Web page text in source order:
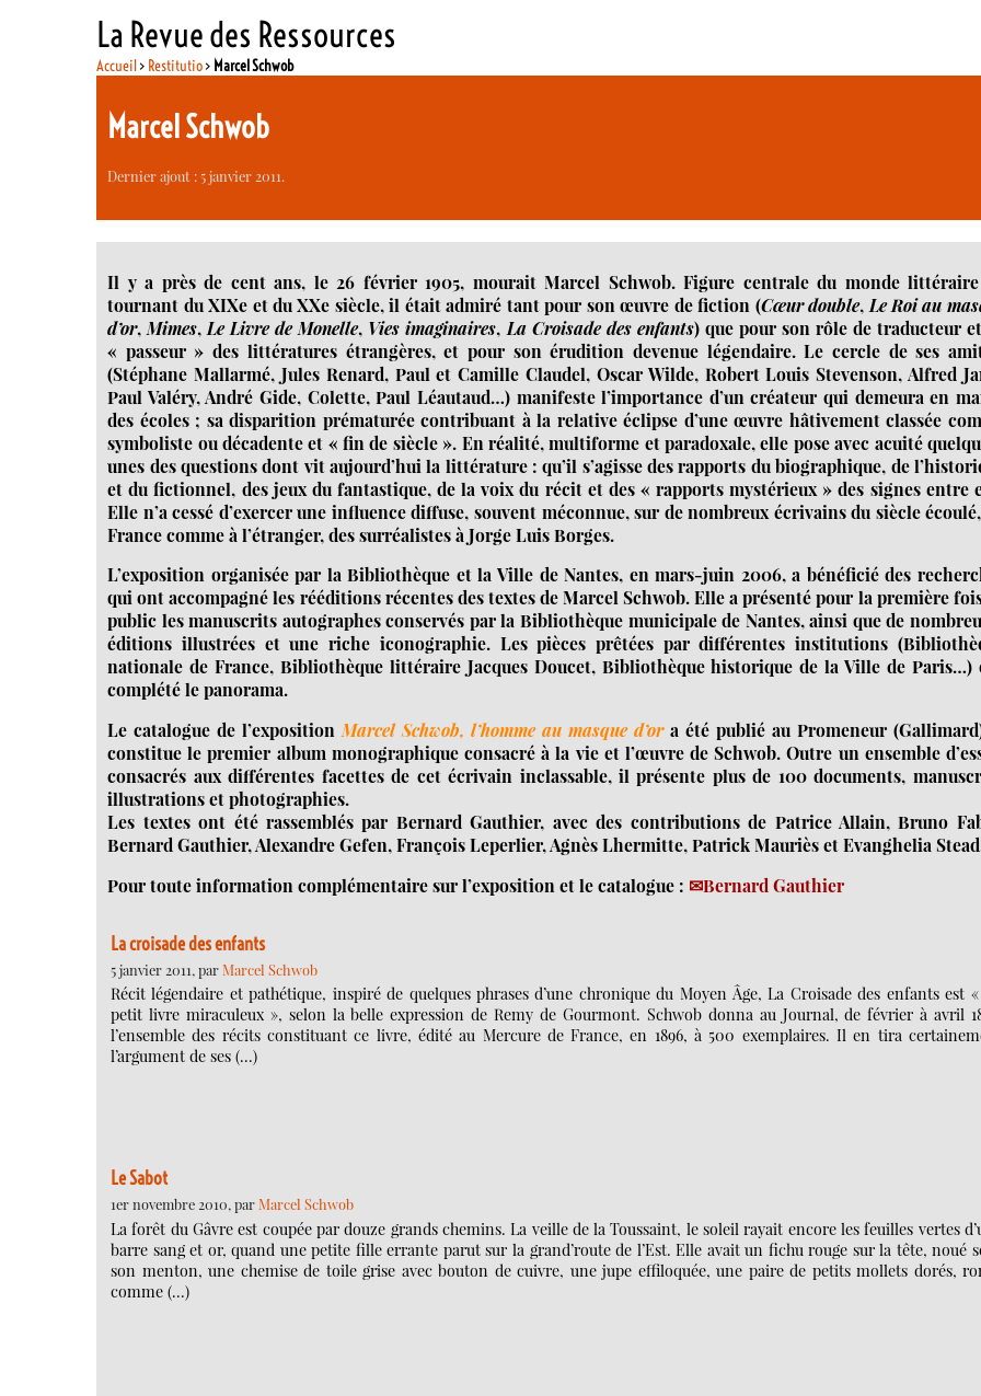
La Revue des Ressources
Accueil> Restitutio> Marcel Schwob
Marcel Schwob
Dernier ajout : 5 janvier 2011.
Il y a près de cent ans, le 26 février 1905, mourait Marcel Schwob. Figure centrale du monde
tournant du XIXe et du XXe siècle, il était admiré tant pour son œuvre de fiction (Cœur double, Le Roi au
d’or,Mimes, Le Livre de Monelle, Vies imaginaires, La Croisade des enfants) que pour son rôle de traducteur
« passeur » des littératures étrangères, et pour son érudition devenue légendaire. Le cercle de ses
(Stéphane Mallarmé, Jules Renard, Paul et Camille Claudel, Oscar Wilde, Robert Louis Stevenson, Alfred
Paul Valéry, André Gide, Colette, Paul Léautaud…) manifeste l’importance d’un créateur qui demeura en
des écoles ; sa disparition prématurée contribuant à la relative éclipse d’une œuvre hâtivement classée
symboliste ou décadente et « fin de siècle ». En réalité, multiforme et paradoxale, elle pose avec acuité
unes des questions dont vit aujourd’hui la littérature : qu’il s’agisse des rapports du biographique, de
et du fictionnel, des jeux du fantastique, de la voix du récit et des « rapports mystérieux » des signes entre
Elle n’a cessé d’exercer une influence diffuse, souvent méconnue, sur de nombreux écrivains du siècle
France comme à l’étranger, des surréalistes à Jorge Luis Borges.
L’exposition organisée par la Bibliothèque et la Ville de Nantes, en mars-juin 2006, a bénéficié des
qui ont accompagné les rééditions récentes des textes de Marcel Schwob. Elle a présenté pour la première
public les manuscrits autographes conservés par la Bibliothèque municipale de Nantes, ainsi que de
éditions illustrées et une riche iconographie. Les pièces prêtées par différentes institutions
nationale de France, Bibliothèque littéraire Jacques Doucet, Bibliothèque historique de la Ville de Paris…)
complété le panorama.
Le catalogue de l’expositionMarcel Schwob, l’homme au masque d’ora été publié au Promeneur
constitue le premier album monographique consacré à la vie et l’œuvre de Schwob. Outre un ensemble
consacrés aux différentes facettes de cet écrivain inclassable, il présente plus de 100 documents,
illustrations et photographies.
Les textes ont été rassemblés par Bernard Gauthier, avec des contributions de Patrice Allain, Bruno
Bernard Gauthier, Alexandre Gefen, François Leperlier, Agnès Lhermitte, Patrick Mauriès et Evanghelia
Pour toute information complémentaire sur l’exposition et le catalogue :
Bernard Gauthier
La croisade des enfants
5 janvier 2011, parMarcel Schwob
Récit légendaire et pathétique, inspiré de quelques phrases d’une chronique du Moyen Âge, La Croisade des enfants est
petit livre miraculeux », selon la belle expression de Remy de Gourmont. Schwob donna au Journal, de février à avril
l’ensemble des récits constituant ce livre, édité au Mercure de France, en 1896, à 500 exemplaires. Il en tira
l’argument de ses (…)
Le Sabot
1er novembre 2010, parMarcel Schwob
La forêt du Gâvre est coupée par douze grands chemins. La veille de la Toussaint, le soleil rayait encore les feuilles vertes
barre sang et or, quand une petite fille errante parut sur la grand’route de l’Est. Elle avait un fichu rouge sur la tête, noué
son menton, une chemise de toile grise avec bouton de cuivre, une jupe effiloquée, une paire de petits mollets dorés,
comme (…)